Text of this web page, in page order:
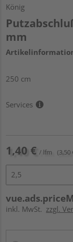
König
mm
250 cm
Services
1,40 € / lfm (3,50
inkl. MwSt. zzgl.